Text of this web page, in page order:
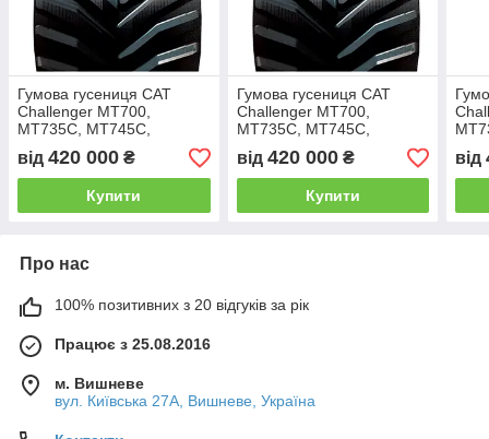
Гумова гусениця CAT
Challenger MT700,
MT735C, MT745C,
MT755C, MT765, MT765C,
MT775C 762мм (30")
від 420 000 ₴
Купити
Гумова гусениця CAT
Challenger MT700,
MT735C, MT745C,
MT755C, MT765C,
MT775C 457мм (18")
від 420 000₴
Купити
від
Про нас
100% позитивних з 20 відгуків за рік
Працює з 25.08.2016
м. Вишневе
вул. Київська 27А, Вишневе, Україна